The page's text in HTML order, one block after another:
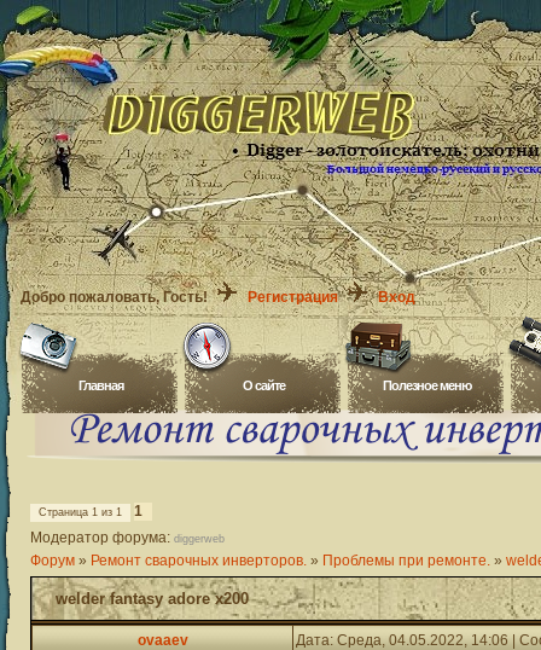
Добро пожаловать, Гость! Регистрация Вход
Главная O сайте Полезное меню
Страница 1 из 1
1
Модератор форума: diggerweb
Форум » Ремонт сварочных инверторов. » Проблемы при ремонте. »
welder fantasy adore x200
ovaaev Дата: Среда, 04.05.2022, 14:06 |